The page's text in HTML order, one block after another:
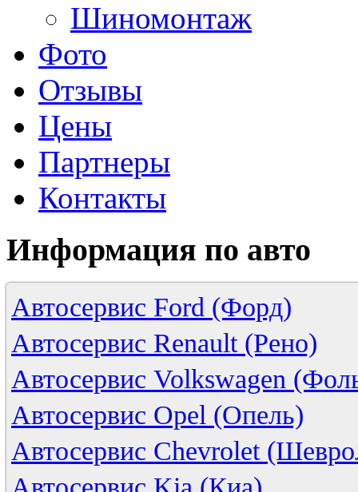
Шиномонтаж
Фото
Отзывы
Цены
Партнеры
Контакты
Информация по авто
Автосервис Ford (Форд)
Автосервис Renault (Рено)
Автосервис Volkswagen
Автосервис Opel (Опель)
Автосервис Chevrolet